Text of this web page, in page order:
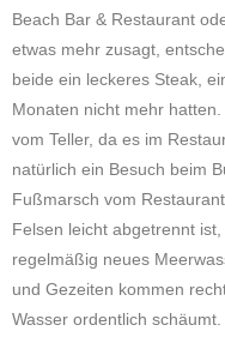
Beach Bar & Restaurant
etwas mehr zusagt,
beide ein leckeres Steak,
Monaten nicht mehr
vom Teller, da es im
natürlich ein Besuch beim
Fußmarsch vom
Felsen leicht abgetrennt
regelmäßig neues
und Gezeiten kommen
Wasser ordentlich